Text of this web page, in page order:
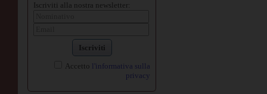
Iscriviti alla nostra newsletter:
Iscriviti
Accetto l'informativa sulla
privacy